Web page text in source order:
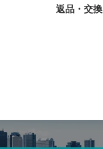
返品・交換